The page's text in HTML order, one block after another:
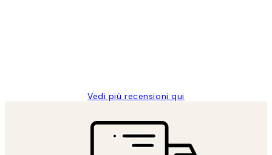
Vedi più recensioni qui